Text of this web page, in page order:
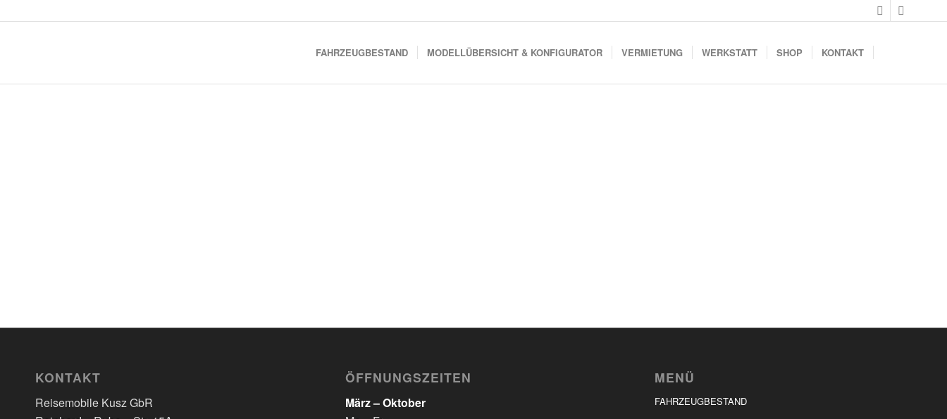
FAHRZEUGBESTAND MODELLÜBERSICHT & KONFIGURATOR VERMIETUNG WERKSTATT SHOP KONTAKT
KONTAKT
Reisemobile Kusz GbR
ÖFFNUNGSZEITEN
März – Oktober
MENÜ
FAHRZEUGBESTAND